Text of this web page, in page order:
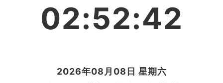
02:52:42
2026年08月08日 星期六